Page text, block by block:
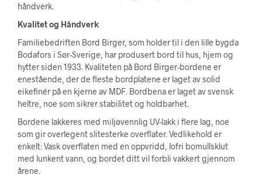
håndverk.
Kvalitet og Håndverk
Familiebedriften Bord Birger, som holder til i den lille bygda
Bodafors i Sør-Sverige, har produsert bord til hus, hjem og
hytter siden 1933. Kvaliteten på Bord Birger-bordene er
enestående, der de fleste bordplatene er laget av solid
eikefinér på en kjerne av MDF. Bordbena er laget av svensk
heltre, noe som sikrer stabilitet og holdbarhet.
Bordene lakkeres med miljøvennlig UV-lakk i flere lag, noe
som gir overlegent slitesterke overflater. Vedlikehold er
enkelt: Vask overflaten med en oppvridd, lofri bomullsklut
med lunkent vann, og bordet ditt vil forbli vakkert gjennom
årene.